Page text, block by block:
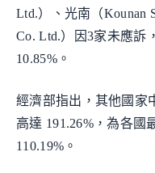
Ltd.）、光南（Kounan
Co. Ltd.）因3家未應訴
10.85%。
經濟部指出，其他國家
高達 191.26%，為各國
110.19%。